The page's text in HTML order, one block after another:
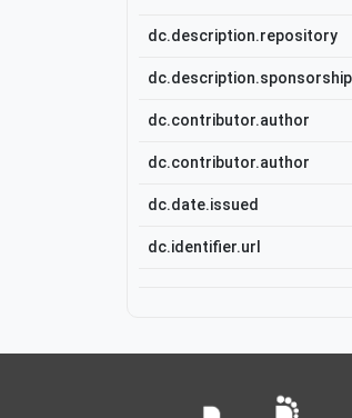
dc.description.repository
dc.description.sponsorship
dc.contributor.author
dc.contributor.author
dc.date.issued
dc.identifier.url